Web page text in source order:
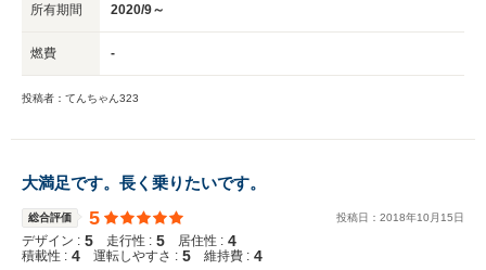
所有期間 2020/9～
燃費 -
投稿者：てんちゃん323
大満足です。長く乗りたいです。
総合評価 5 投稿日： 2018年10 月 15日
デザイン : 5 走行性 : 5 居住性 : 4
積載性 : 4 運転しやすさ : 5 維持費 : 4